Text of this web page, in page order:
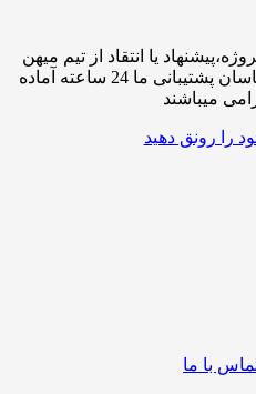
یا انتقاد از تیم میهن
وبمستر با ما تماس بگیرید.کارشناسان پشتیبانی ما 24 ساعته آماده
میباشند
را رونق دهید
با ما